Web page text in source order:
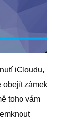
iCloudu,
obejít zámek
toho vám